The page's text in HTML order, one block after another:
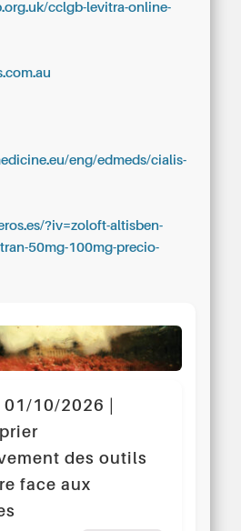
cclgb-levitra-online-
eng/edmeds/cialis-
?iv=zoloft-altisben-
50mg-100mg-precio-
10/2026 |
des outils
face aux